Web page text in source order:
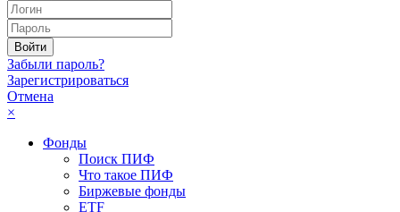
Забыли пароль?
Зарегистрироваться
Отмена
×
Фонды
Поиск ПИФ
Что такое ПИФ
Биржевые фонды
ETF